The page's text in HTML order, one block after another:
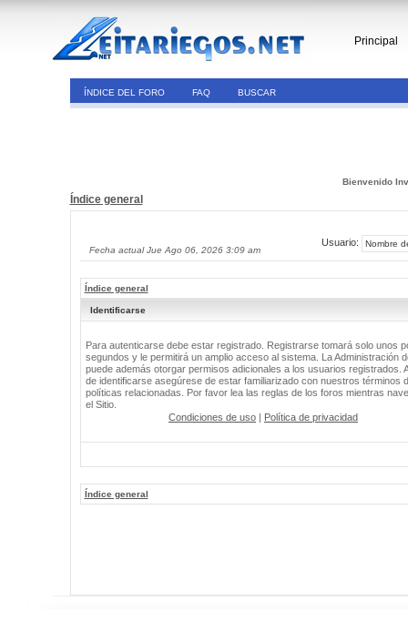
Principal
ÍNDICE DEL FORO FAQ BUSCAR
Bienvenido
Índice general
Fecha actual Jue Ago 06, 2026 3:09 am
Usuario:
Índice general
Identificarse
Para autenticarse debe estar registrado. Registrarse tomará solo unos
segundos y le permitirá un amplio acceso al sistema. La Administración
puede además otorgar permisos adicionales a los usuarios registrados.
de identificarse asegúrese de estar familiarizado con nuestros términos
políticas relacionadas. Por favor lea las reglas de los foros mientras
el Sitio.
Condiciones de uso | Política de privacidad
Índice general